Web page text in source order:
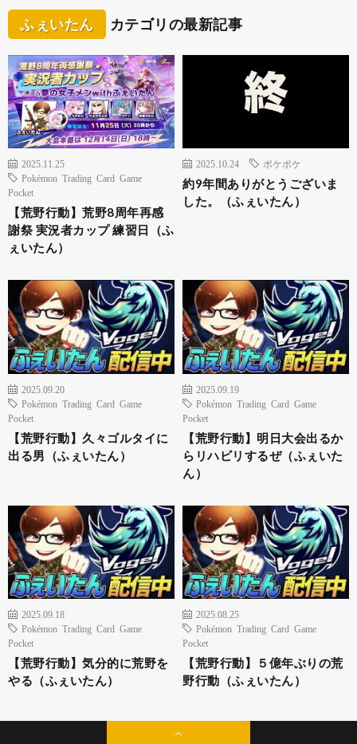
ふぇいたん カテゴリの最新記事
2025.11.25
Pokémon Trading Card Game
Pocket
【荒野行動】荒野8周年再感
謝祭 実況者カップ 練習日（ふ
ぇいたん）
2025.10.24 ポケポケ
約9年間ありがとうございま
した。（ふぇいたん）
2025.09.20
Pokémon Trading Card Game
Pocket
【荒野行動】久々ゴルタイに
出る男（ふぇいたん）
2025.09.19
Pokémon Trading Card Game
Pocket
【荒野行動】明日大会出るか
らリハビリするぜ（ふぇいた
ん）
2025.09.18
Pokémon Trading Card Game
Pocket
【荒野行動】気分的に荒野を
やる（ふぇいたん）
2025.08.25
Pokémon Trading Card Game
Pocket
【荒野行動】５億年ぶりの荒
野行動（ふぇいたん）